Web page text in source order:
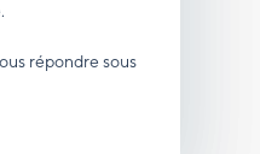
répondre sous